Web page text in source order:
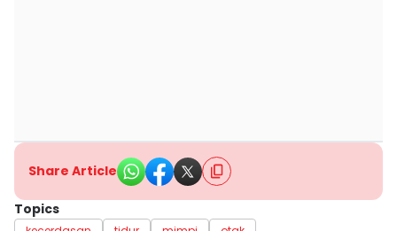
Share Article
Topics